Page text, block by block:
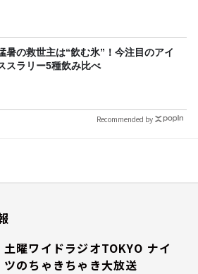
暑の救世主は“飲む氷”！今注目のアイ
スラリー5種飲み比べ
Recommended by
土曜ワイドラジオTOKYO ナイ
ツのちゃきちゃき大放送